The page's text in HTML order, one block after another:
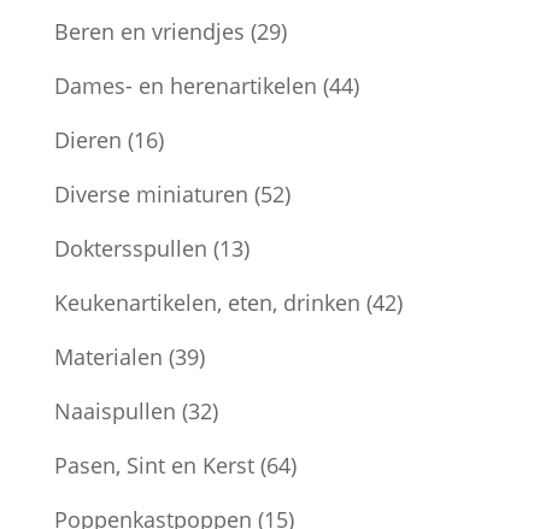
Beren en vriendjes (29)
Dames- en herenartikelen (44)
Dieren (16)
Diverse miniaturen (52)
Doktersspullen (13)
Keukenartikelen, eten, drinken (42)
Materialen (39)
Naaispullen (32)
Pasen, Sint en Kerst (64)
Poppenkastpoppen (15)